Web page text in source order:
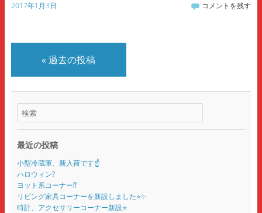
2017年1月3日 コメントを残す
« 過去の投稿
最近の投稿
小型冷蔵庫、新入荷です☝️
ハロウィン?
ヨット系コーナー⁉️
リビング家具コーナーを新設しました⭐️✨
時計、アクセサリーコーナー新設⭐️